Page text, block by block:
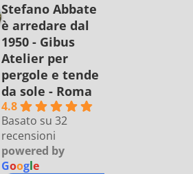
Stefano Abbate
è arredare dal
1950 - Gibus
Atelier per
pergole e tende
da sole - Roma
4.8
Basato su 32
recensioni
powered by
Google